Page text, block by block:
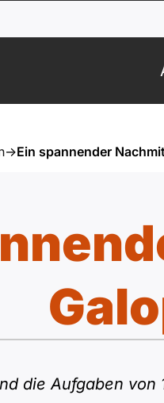
->Ein spannender
die Aufgaben